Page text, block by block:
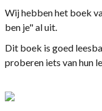
Wij hebben het boek
ben je" al uit.
Dit boek is goed
proberen iets van hun